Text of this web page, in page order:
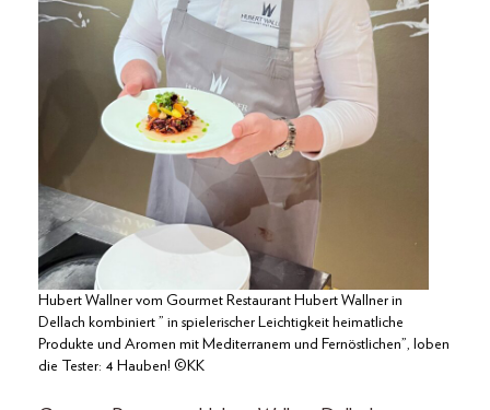
Hubert Wallner vom Gourmet Restaurant Hubert Wallner in
Dellach kombiniert ” in spielerischer Leichtigkeit heimatliche
Produkte und Aromen mit Mediterranem und Fernöstlichen”, loben
die Tester: 4 Hauben! ©KK